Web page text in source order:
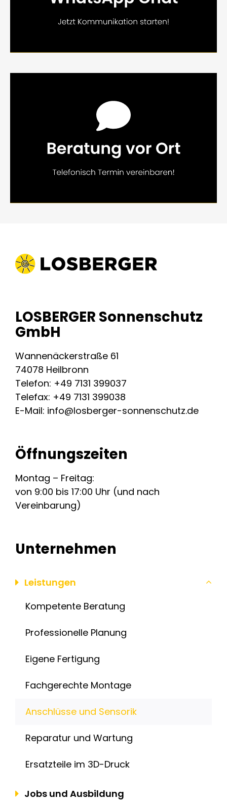
LOSBERGER Sonnenschutz
GmbH
Wannenäckerstraße 61
74078 Heilbronn
Telefon: +49 7131 399037
Telefax: +49 7131 399038
E-Mail: info@losberger-sonnenschutz.de
Öffnungszeiten
Montag – Freitag:
von 9:00 bis 17:00 Uhr (und nach
Vereinbarung)
Unternehmen
Leistungen
Kompetente Beratung
Professionelle Planung
Eigene Fertigung
Fachgerechte Montage
Anschlüsse und Sensorik
Reparatur und Wartung
Ersatzteile im 3D-Druck
Jobs und Ausbildung